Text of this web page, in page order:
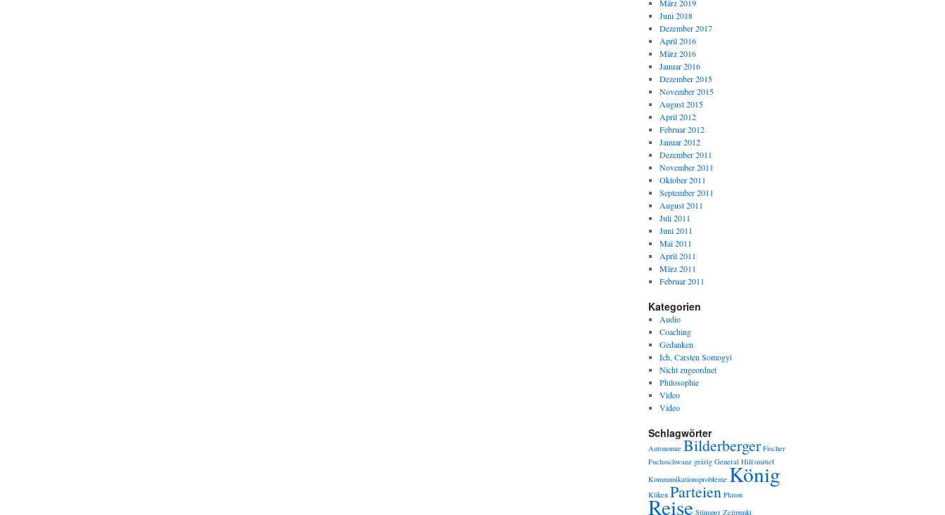
März 2019
Juni 2018
Dezember 2017
April 2016
März 2016
Januar 2016
Dezember 2015
November 2015
August 2015
April 2012
Februar 2012
Januar 2012
Dezember 2011
November 2011
Oktober 2011
September 2011
August 2011
Juli 2011
Juni 2011
Mai 2011
April 2011
März 2011
Februar 2011
Kategorien
Audio
Coaching
Gedanken
Ich, Carsten Somogyi
Nicht zugeordnet
Philosophie
Video
Video
Schlagwörter
Autonomie Bilderberger Fischer
Fuchsschwanz geizig General Hilfsmittel
Kommunikationsprobleme König
Küken Parteien Platon
Reise Stümper Zeitpunkt